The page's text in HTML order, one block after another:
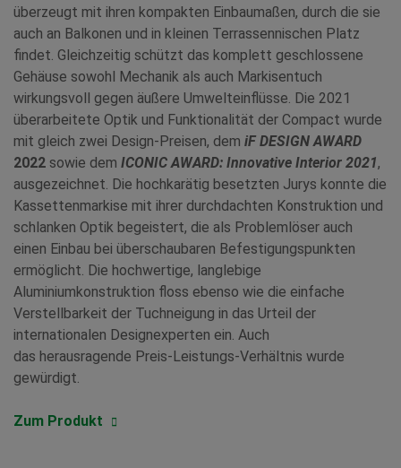
überzeugt mit ihren kompakten Einbaumaßen, durch die sie
auch an Balkonen und in kleinen Terrassennischen Platz
findet. Gleichzeitig schützt das komplett geschlossene
Gehäuse sowohl Mechanik als auch Markisentuch
wirkungsvoll gegen äußere Umwelteinflüsse. Die 2021
überarbeitete Optik und Funktionalität der Compact wurde
mit gleich zwei Design-Preisen, dem iF DESIGN AWARD
2022 sowie dem ICONIC AWARD: Innovative Interior 2021,
ausgezeichnet. Die hochkarätig besetzten Jurys konnte die
Kassettenmarkise mit ihrer durchdachten Konstruktion und
schlanken Optik begeistert, die als Problemlöser auch
einen Einbau bei überschaubaren Befestigungspunkten
ermöglicht. Die hochwertige, langlebige
Aluminiumkonstruktion floss ebenso wie die einfache
Verstellbarkeit der Tuchneigung in das Urteil der
internationalen Designexperten ein. Auch
das herausragende Preis-Leistungs-Verhältnis wurde
gewürdigt.
Zum Produkt